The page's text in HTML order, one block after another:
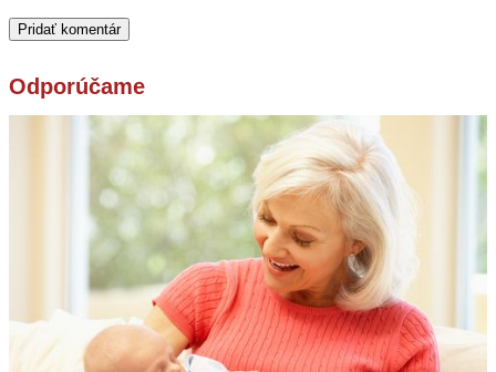
Odporúčame